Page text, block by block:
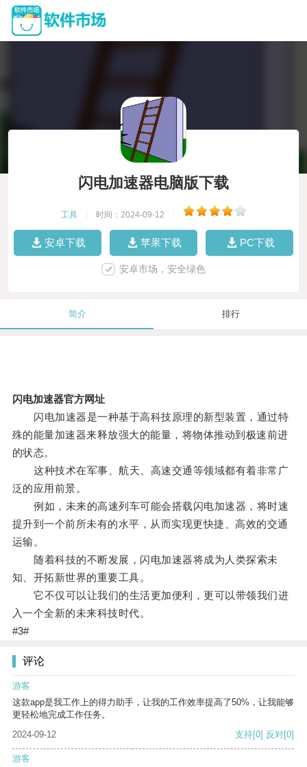
闪电加速器电脑版下载
工具 时间：2024-09-12
安卓下载 苹果下载 PC下载
安卓市场，安全绿色
简介 排行
闪电加速器官方网址
闪电加速器是一种基于高科技原理的新型装置，通过特
殊的能量加速器来释放强大的能量，将物体推动到极速前进
的状态。
这种技术在军事、航天、高速交通等领域都有着非常广
泛的应用前景。
例如，未来的高速列车可能会搭载闪电加速器，将时速
提升到一个前所未有的水平，从而实现更快捷、高效的交通
运输。
随着科技的不断发展，闪电加速器将成为人类探索未
知、开拓新世界的重要工具。
它不仅可以让我们的生活更加便利，更可以带领我们进
入一个全新的未来科技时代。
#3#
评论
游客
这款app是我工作上的得力助手，让我的工作效率提高了50%，让我能够
更轻松地完成工作任务。
2024-09-12
支持[0] 反对[0]
游客